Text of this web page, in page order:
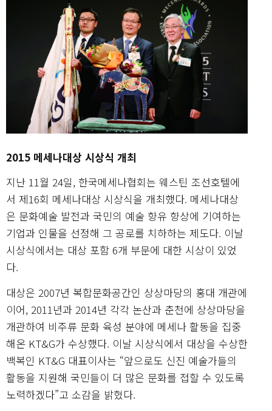
2015 메세나대상 시상식 개최
지난 11월 24일, 한국메세나협회는 웨스틴 조선호텔에
서 제16회 메세나대상 시상식을 개최했다. 메세나대상
은 문화예술 발전과 국민의 예술 향유 향상에 기여하는
기업과 인물을 선정해 그 공로를 치하하는 제도다. 이날
시상식에서는 대상 포함 6개 부문에 대한 시상이 있었
다.
대상은 2007년 복합문화공간인 상상마당의 홍대 개관에
이어, 2011년과 2014년 각각 논산과 춘천에 상상마당을
개관하여 비주류 문화 육성 분야에 메세나 활동을 집중
해온 KT&G가 수상했다. 이날 시상식에서 대상을 수상한
백복인 KT&G 대표이사는 “앞으로도 신진 예술가들의
활동을 지원해 국민들이 더 많은 문화를 접할 수 있도록
노력하겠다”고 소감을 밝혔다.